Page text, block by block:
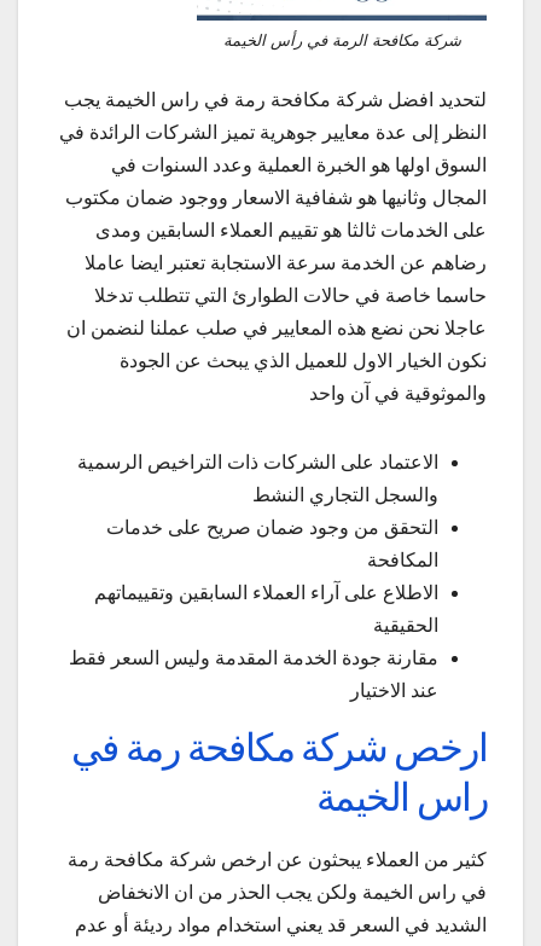
شركة مكافحة الرمة في رأس الخيمة
لتحديد افضل شركة مكافحة رمة في راس الخيمة يجب
النظر إلى عدة معايير جوهرية تميز الشركات الرائدة في
السوق اولها هو الخبرة العملية وعدد السنوات في
المجال وثانيها هو شفافية الاسعار ووجود ضمان مكتوب
على الخدمات ثالثا هو تقييم العملاء السابقين ومدى
رضاهم عن الخدمة سرعة الاستجابة تعتبر ايضا عاملا
حاسما خاصة في حالات الطوارئ التي تتطلب تدخلا
عاجلا نحن نضع هذه المعايير في صلب عملنا لنضمن ان
نكون الخيار الاول للعميل الذي يبحث عن الجودة
والموثوقية في آن واحد
الاعتماد على الشركات ذات التراخيص الرسمية
والسجل التجاري النشط
التحقق من وجود ضمان صريح على خدمات
المكافحة
الاطلاع على آراء العملاء السابقين وتقييماتهم
الحقيقية
مقارنة جودة الخدمة المقدمة وليس السعر فقط
عند الاختيار
ارخص شركة مكافحة رمة في
راس الخيمة
كثير من العملاء يبحثون عن ارخص شركة مكافحة رمة
في راس الخيمة ولكن يجب الحذر من ان الانخفاض
الشديد في السعر قد يعني استخدام مواد رديئة أو عدم